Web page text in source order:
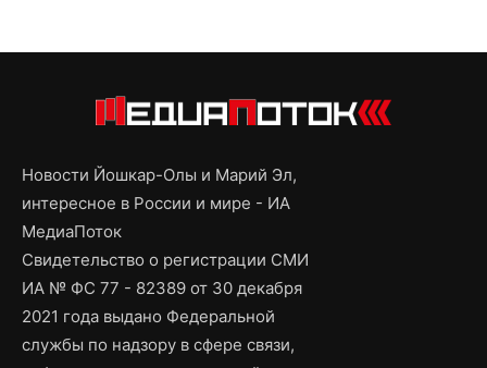
Новости Йошкар-Олы и Марий Эл,
интересное в России и мире - ИА
МедиаПоток
Свидетельство о регистрации СМИ
ИА № ФС 77 - 82389 от 30 декабря
2021 года выдано Федеральной
службы по надзору в сфере связи,